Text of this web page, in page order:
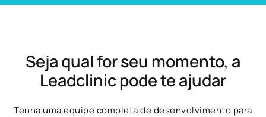
Seja qual for seu momento, a
Leadclinic pode te ajudar
Tenha uma equipe completa de desenvolvimento para